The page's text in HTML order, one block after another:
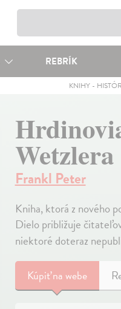
REBRÍK
KNIHY-
Wetzlera
Frankl Peter
Kniha, ktorá z nového
Dielo približuje
niektoré doteraz
Kúpiťna webe